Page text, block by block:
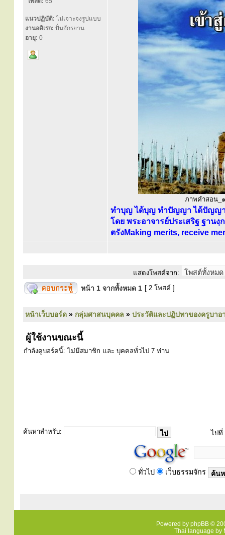
แนวปฏิบัติ: ไม่เจาะจงรูปแบบ
งานอดิเรก: ปั่นจักรยาน
อายุ: 0
ภาพคำสอน_๑
ทำบุญ ได้บุญ ทำปัญญา ได้ปัญญ
โดย พระอาจารย์ประเสริฐ ฐาน
ตรังMaking merits, receive
แสดงโพสต์จาก:
หน้า 1 จากทั้งหมด 1 [ 2 โพสต์ ]
หน้าเว็บบอร์ด » กลุ่มศาสนบุคคล » ประวัติและปฏิปทาของครูบาอ
ผู้ใช้งานขณะนี้
กำลังดูบอร์ดนี้: ไม่มีสมาชิก และ บุคคลทั่วไป 7 ท่าน
ค้นหาสำหรับ: ไปที่:
ทั่วไป เว็บธรรมจักร
Powered by phpBB ©
Thai language by